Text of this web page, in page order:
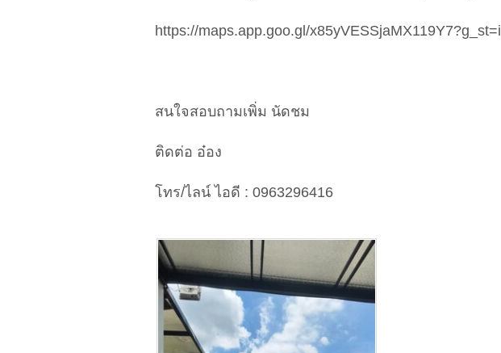
https://maps.app.goo.gl/x85yVESSjaMX119Y7?g_st=il
สนใจสอบถามเพิ่ม นัดชม
ติดต่อ อ๋อง
โทร/ไลน์ ไอดี : 0963296416